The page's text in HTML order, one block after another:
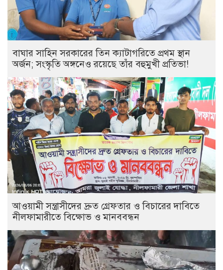
বাঘার সাহিন সরকারের তিন ক্যাটাগরিতে প্রথম স্থান
অর্জন; সংস্কৃতি অঙ্গনেও রয়েছে তাঁর বহুমুখী প্রতিভা!
আওয়ামী সন্ত্রাসীদের দ্রুত গ্রেফতার ও বিচারের দাবিতে
নীলফামারীতে বিক্ষোভ ও মানববন্ধন